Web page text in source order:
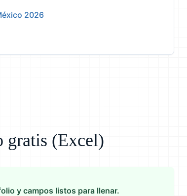
2026
gratis (Excel)
y campos listos para llenar.